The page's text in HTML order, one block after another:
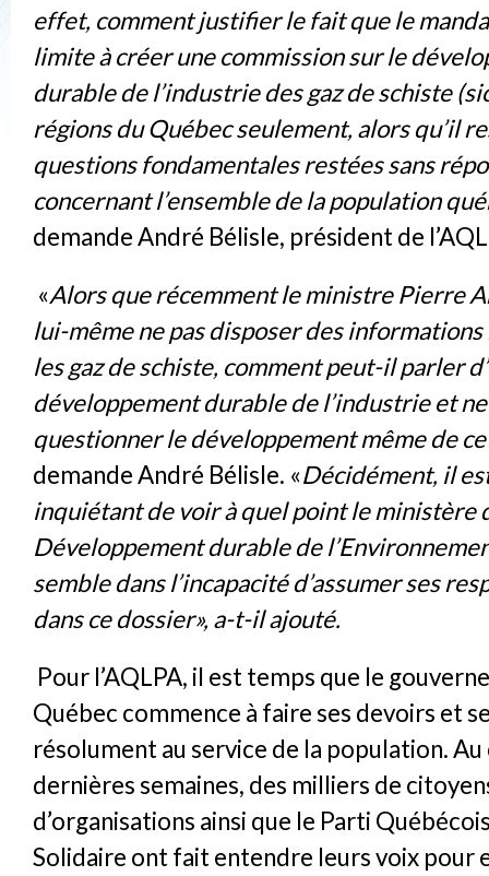
effet, comment justifier le fait que le
limite à créer une commission sur le
durable de l’industrie des gaz de schiste
régions du Québec seulement, alors qu’il
questions fondamentales restées sans
concernant l’ensemble de la population
demande André Bélisle, président de
«Alors que récemment le ministre Pierre
lui-même ne pas disposer des informations
les gaz de schiste, comment peut-il parler
développement durable de l’industrie et
questionner le développement même de
demande André Bélisle. «Décidément, il
inquiétant de voir à quel point le ministère
Développement durable de
semble dans l’incapacité d’assumer ses
dans ce dossier», a-t-il ajouté.
Pour l’AQLPA, il est temps que le
Québec commence à faire ses devoirs et
résolument au service de la population. Au
dernières semaines, des milliers de
d’organisations ainsi que le Parti
Solidaire ont fait entendre leurs voix pour